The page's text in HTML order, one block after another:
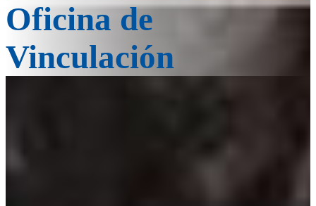
Oficina de
Vinculación